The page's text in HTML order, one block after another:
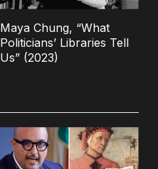
Maya Chung, “What
Politicians’ Libraries Tell
Us” (2023)